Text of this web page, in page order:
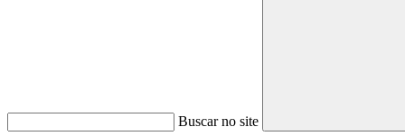
Buscar no site